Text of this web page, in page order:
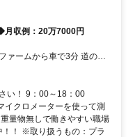
月収例：20万7000円
完備 車・
い！ 9：00～18：00
イクロメーターを使って測
量物無しで働きやすい職場
！！ ※取り扱うもの：プラ